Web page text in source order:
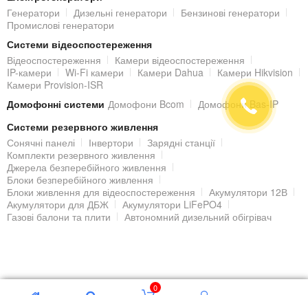
Живлення здійснюється від блоку живлення DC 12 В (не входить
в комплект) / PoE (802.3af).
Віддалений доступ до IP-камери
Переглядати відеозображення з встановленої IP-камери можна
з локальної мережі, але також з будь-якої точки світу, де є
Інтернет. Завдяки вбудованому web-серверу, IP-камера отримує
унікальну IP адресу в мережі, через яку і відбувається
підключення і віддалений доступ до налаштувань і
відеозображення IP-камери, крім комп'ютера і ноутбука, за
допомогою планшета або смартфона під керуванням
Android.
Циліндричний корпус камериDS-2CD2T86G2-4I (C) 4 mm
Генератори
Дизельні генератори
Бензинові генератори
Промислові генератори
Системи відеоспостереження
Відеоспостереження
Камери відеоспостереження
IP-камери
Wi-Fi камери Камери Dahua
Камери Hikvision
Камери Provision-ISR
Домофонні системи Домофони Bcom
Домофони Bas-IP
Системи резервного живлення
Сонячні панелі
Інвертори
Зарядні станції
Комплекти резервного живлення
Джерела безперебійного живлення
Блоки безперебійного живлення
Блоки живлення для відеоспостереження
Акумулятори 12В
Акумулятори для ДБЖ
Акумулятори LiFePO4
Газові балони та плити
Автономний дизельний обігрівач
0